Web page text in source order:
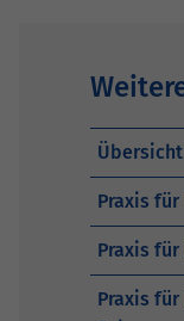
Übersicht
Praxis
Praxis
Praxis